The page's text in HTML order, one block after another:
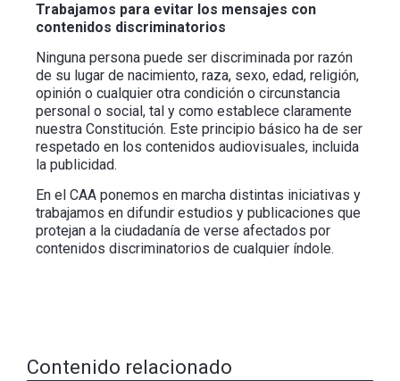
Trabajamos para evitar los mensajes con
contenidos discriminatorios
Ninguna persona puede ser discriminada por razón
de su lugar de nacimiento, raza, sexo, edad, religión,
opinión o cualquier otra condición o circunstancia
personal o social, tal y como establece claramente
nuestra Constitución. Este principio básico ha de ser
respetado en los contenidos audiovisuales, incluida
la publicidad.
En el CAA ponemos en marcha distintas iniciativas y
trabajamos en difundir estudios y publicaciones que
protejan a la ciudadanía de verse afectados por
contenidos discriminatorios de cualquier índole.
Contenido relacionado